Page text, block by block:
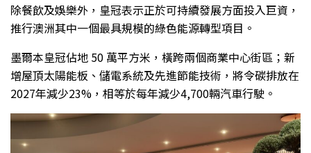
除餐飲及娛樂外，皇冠表示正於可持續發展方面投入巨資，
推行澳洲其中一個最具規模的綠色能源轉型項目。
墨爾本皇冠佔地 50 萬平方米，橫跨兩個商業中心街區；新
增屋頂太陽能板、儲電系統及先進節能技術，將令碳排放在
2027年減少23%，相等於每年減少4,700輛汽車行駛。